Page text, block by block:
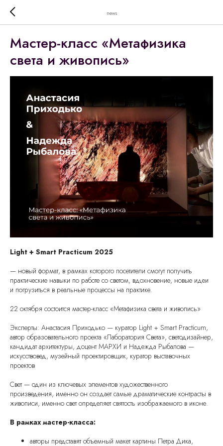
news
Мастер-класс «Метафизика
света и живопись»
Light + Smart Praсticum 2025
— новый формат, в рамках которого посетители смогут получить
практические навыки по работе со светом, вдохновение, новые идеи
и погрузиться в реальные процессы на практике.
22 октября состоится мастер-класс «Метафизика света и живопись»
Эксперты: Анастасия Приходько — куратор Light + Smart Practicum,
автор образовательного проекта «Лаборатория Света», светодизайнер,
кандидат архитектуры, доцент МАРХИ и Надежда Рыбалова —
искусствовед, музейный проектировщик, куратор выставочных
проектов
Свет — один из ключевых элементов художественного
произведения, именно он создает самые драматические контрасты в
живописи, именно свет определяет святость изображаемого в иконе.
В рамках мастер-класса:
авторы представят объемный макет картины Петра Дика,